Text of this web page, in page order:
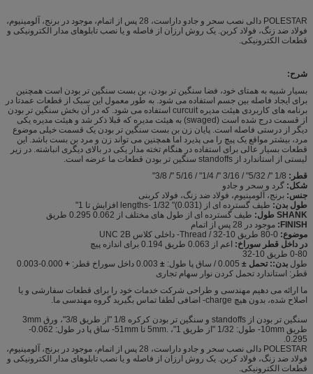
POLESTAR دالی نصب سحر و جادو داراست، 28 پس از اتمام، موجود در برنج، آلومینیوم،
فولاد ضد زنگ، فولاد کربن. یک روش ارزان از فاصله و یا نصب تابلوهای مدار الکترونیکی و
قطعات الکترونیکی.
شرح:
بسیار شبیه به همتای خود، فضا سنگین تر بودن، بن بست سنگین تر بودن است همچنین
برای ایجاد فاصله بین جسم استفاده می شود. به طور معمول این سبک از قطعات عمدتا در
برنامه های کاربردی هیئت مدیره curcuit استفاده می شود. که در آن بخش سنگین تر بودن
از قسمت درج شده است (swaged) به هیئت مدیره که قبلا ذکر شد و هیئت مدیره یکی
دیگر از درستی فاصله است. پایان زن بن بست سنگین تر بودن یک قسمت خیلی موضوع
مرد، بیشتر مواقع یک پیچ را می پذیرد اما همچنین می تواند زن و مرد بن بست باشد. این
قطعات بسیار عالی برای استفاده در هنگام تخته مدار یکی در بالای دیگری انباشته. در زیر
لیستی از استاندارد از standoffs سنگین تر بودن قطعات ما عرضه است.
قطر:
شکل: گرد و سحر و جادو
جنس: برنج، آلومینیوم، فولاد ضد زنگ، فولاد کربنی
طول بدن: طیف گسترده ای از lengths- 1/32 "(0.031) افزایش تا 1"
SHANK طول:
طیف گسترده ای از طول های مختلف از 0.062 0.295 طریق
FINISH: موجود در 28 پس از اتمام
موضوع:
در داخل قطر سوراخ: اعم از 0.063 طریق 0.194 برای اندازه پیچ
0-80 طریق 10-32
طول بدن:: تحمل ±
±
+
قطر: استاندارد تحمل کردن نوار سهام تجاری
ما ارائه می دهیم مهندسی و طراحی شرکت خدمات خود را برای قطعات سفارشی و یا
اصلاح شده، بدون هیچ charge- اضافی لطفا تماس بگیرید گروه مهندسی ما.
سنگین تر بودن از standoffs و سنگین تر بودن کرکره 1/8 "از طریق 3/8"، ورق 3mm
طریق 10mm- طول: 1/32 "از طریق 1"، .5mm تا 51mm- ساق پا در طول: 0.062-
0.295.
POLESTAR دالی نصب سحر و جادو داراست، 28 پس از اتمام، موجود در برنج، آلومینیوم،
فولاد ضد زنگ، فولاد کربن. یک روش ارزان از فاصله و یا نصب تابلوهای مدار الکترونیکی و
قطعات الکترونیکی.